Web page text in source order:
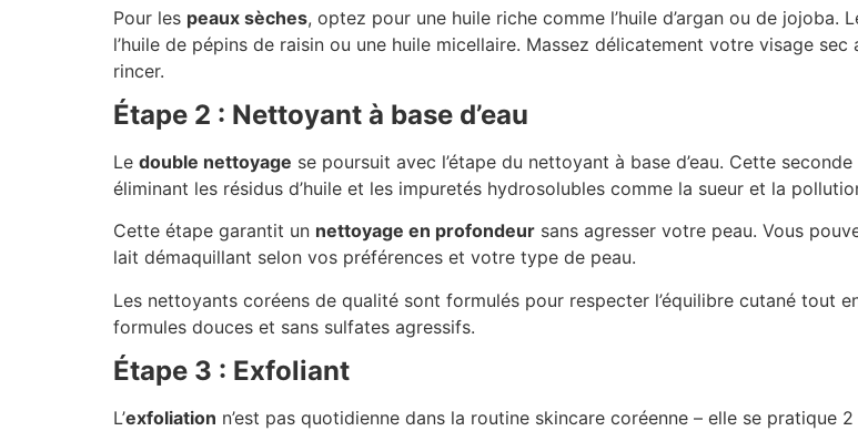
Pour les peaux sèches, optez pour une huile riche comme l’huile d’argan ou de jojoba.
l’huile de pépins de raisin ou une huile micellaire. Massez délicatement votre visage
rincer.
Étape 2 : Nettoyant à base d’eau
Le double nettoyage se poursuit avec l’étape du nettoyant à base d’eau. Cette
éliminant les résidus d’huile et les impuretés hydrosolubles comme la sueur et la
Cette étape garantit un nettoyage en profondeur sans agresser votre peau. Vous
lait démaquillant selon vos préférences et votre type de peau.
Les nettoyants coréens de qualité sont formulés pour respecter l’équilibre cutané tout
formules douces et sans sulfates agressifs.
Étape 3 : Exfoliant
L’exfoliation n’est pas quotidienne dans la routine skincare coréenne – elle se pratique